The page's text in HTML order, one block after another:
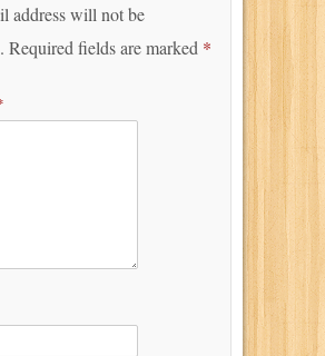
address will not be
Required fields are marked *